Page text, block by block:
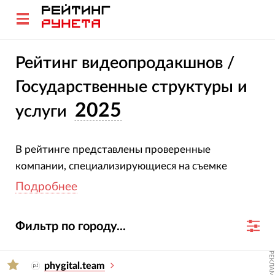
Рейтинг видеопродакшнов /
Государственные структуры и
услуги 2025
В рейтинге представлены проверенные
компании, специализирующиеся на съемке
рекламных и корпоративных роликов для
Оценка компаний основана на глубоком анализе
достижений за 2023-2024 гг.
Подробнее
Фильтр по городу...
phygital.team РЕКЛАМА